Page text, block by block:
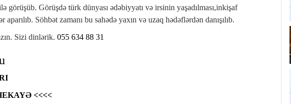
görüşüb. Görüşdə türk dünyası ədəbiyyatı və irsinin yaşadılması,inkişaf
Söhbət zamanı bu sahədə yaxın və uzaq hədəflərdən danışılıb.
Sizi dinlərik. 055 634 88 31
<<<<